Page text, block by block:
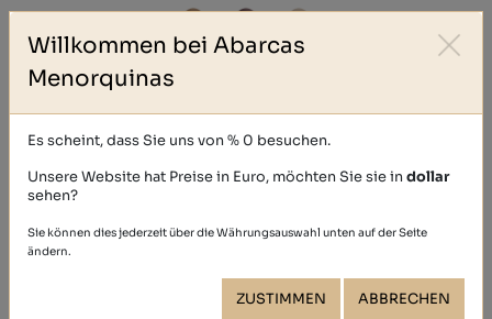
Willkommen bei Abarcas
Menorquinas
Es scheint, dass Sie uns von % 0 besuchen.
Unsere Website hat Preise in Euro, möchten Sie sie indollar
sehen?
Sie können dies jederzeit über die Währungsauswahl unten auf der Seite
ändern.
ZUSTIMMEN ABBRECHEN